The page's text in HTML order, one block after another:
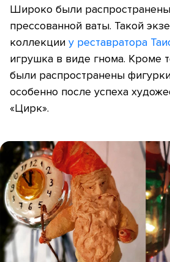
Широко были
прессованной ваты. Такой
коллекции у реставратора
игрушка в виде гнома. Кроме
были распространены фигурки
особенно после успеха
«Цирк».